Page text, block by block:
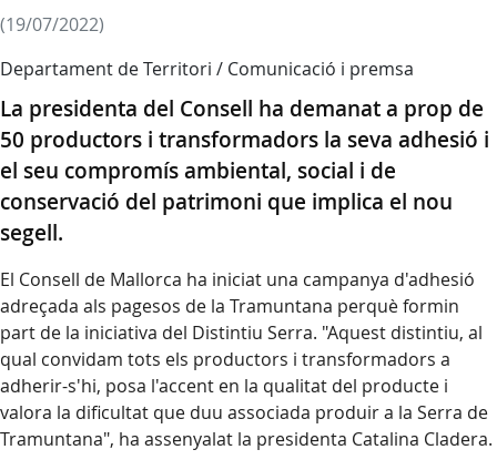
(19/07/2022)
Departament de Territori / Comunicació i premsa
La presidenta del Consell ha demanat a prop de
50 productors i transformadors la seva adhesió i
el seu compromís ambiental, social i de
conservació del patrimoni que implica el nou
segell.
El Consell de Mallorca ha iniciat una campanya d'adhesió
adreçada als pagesos de la Tramuntana perquè formin
part de la iniciativa del Distintiu Serra. "Aquest distintiu, al
qual convidam tots els productors i transformadors a
adherir-s'hi, posa l'accent en la qualitat del producte i
valora la dificultat que duu associada produir a la Serra de
Tramuntana", ha assenyalat la presidenta Catalina Cladera.